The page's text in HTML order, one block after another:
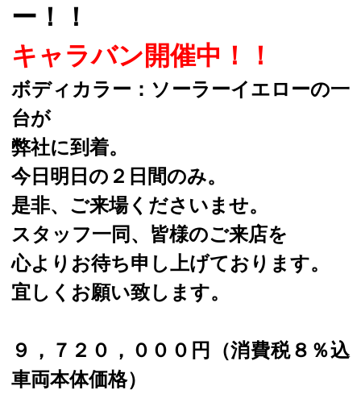
ー！！
キャラバン開催中！！
ボディカラー：ソーラーイエローの一
台が
弊社に到着。
今日明日の２日間のみ。
是非、ご来場くださいませ。
スタッフ一同、皆様のご来店を
心よりお待ち申し上げております。
宜しくお願い致します。
９，７２０，０００円（消費税８％込
車両本体価格）